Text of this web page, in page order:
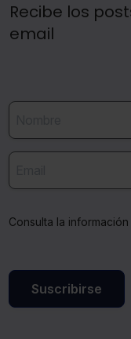
Recibe los
email
Consulta la
Suscribirse